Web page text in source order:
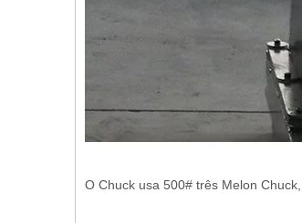
O Chuck usa 500# três Melon